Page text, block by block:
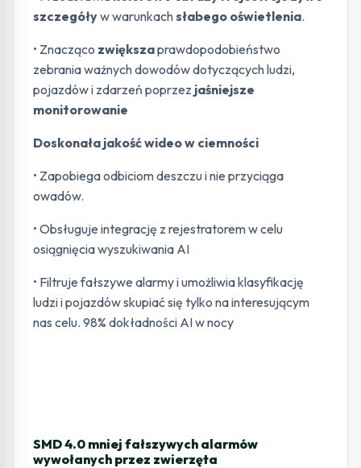
szczegóływ warunkachsłabego oświetlenia.
• Znacząco zwiększaprawdopodobieństwo
zebrania ważnych dowodów dotyczących ludzi,
pojazdów i zdarzeń poprzez jaśniejsze
monitorowanie
Doskonała jakość wideo w ciemności
• Zapobiega odbiciom deszczu i nie przyciąga
owadów.
• Obsługuje integrację z rejestratorem w celu
osiągnięcia wyszukiwania AI
• Filtruje fałszywe alarmy i umożliwia klasyfikację
ludzi i pojazdów skupiać się tylko na interesującym
nas celu. 98% dokładności AI w nocy
SMD 4.0 mniej fałszywych alarmów
wywołanych przez zwierzęta